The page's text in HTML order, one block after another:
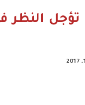
تؤجل النظر